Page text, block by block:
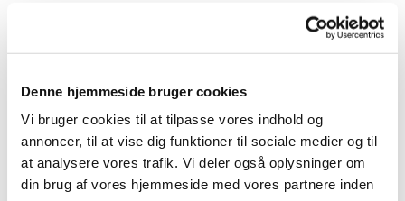
Denne hjemmeside bruger cookies
Vi bruger cookies til at tilpasse vores indhold og
annoncer, til at vise dig funktioner til sociale medier og til
at analysere vores trafik. Vi deler også oplysninger om
din brug af vores hjemmeside med vores partnere inden
Jeg hedder Christina Bovin, er 41 år og
korleder og musikpædagog i kirken.
Glæden, legen og fordybelsen er bare
noget af det, man kan opleve ved
musikaktiviteter.
Klaveret og sangen har altid fulgt mig,
og jeg blev tidligt klar over, at jeg gerne
vil bringe glæden ved musik videre til
andre.
Jeg er uddannet ibørnekorledelseog